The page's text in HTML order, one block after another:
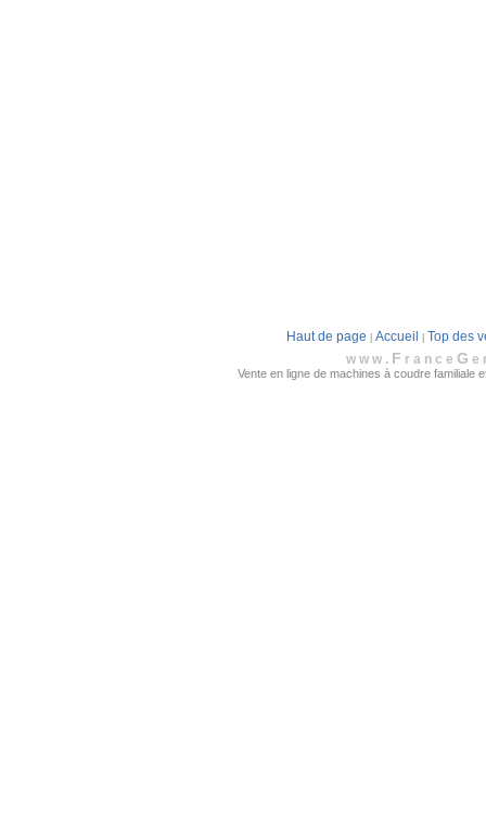
Haut de page Accueil
Top des
www. F rance G
Vente en ligne de machines à coudre familiale